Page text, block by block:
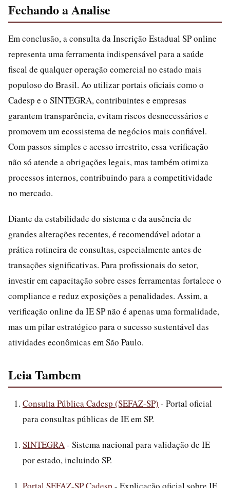
Fechando a Analise
Em conclusão, a consulta da Inscrição Estadual SP online
representa uma ferramenta indispensável para a saúde
fiscal de qualquer operação comercial no estado mais
populoso do Brasil. Ao utilizar portais oficiais como o
Cadesp e o SINTEGRA, contribuintes e empresas
garantem transparência, evitam riscos desnecessários e
promovem um ecossistema de negócios mais confiável.
Com passos simples e acesso irrestrito, essa verificação
não só atende a obrigações legais, mas também otimiza
processos internos, contribuindo para a competitividade
no mercado.
Diante da estabilidade do sistema e da ausência de
grandes alterações recentes, é recomendável adotar a
prática rotineira de consultas, especialmente antes de
transações significativas. Para profissionais do setor,
investir em capacitação sobre esses ferramentas fortalece o
compliance e reduz exposições a penalidades. Assim, a
verificação online da IE SP não é apenas uma formalidade,
mas um pilar estratégico para o sucesso sustentável das
atividades econômicas em São Paulo.
Leia Tambem
Consulta Pública Cadesp (SEFAZ-SP) - Portal oficial
para consultas públicas de IE em SP.
SINTEGRA- Sistema nacional para validação de IE
por estado, incluindo SP.